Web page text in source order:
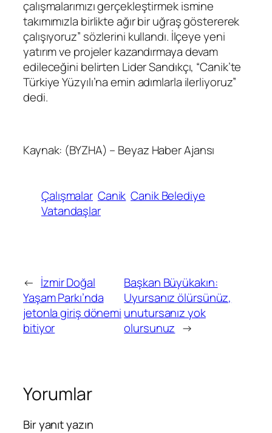
çalışmalarımızı gerçekleştirmek ismine
takımımızla birlikte ağır bir uğraş göstererek
çalışıyoruz” sözlerini kullandı. İlçeye yeni
yatırım ve projeler kazandırmaya devam
edileceğini belirten Lider Sandıkçı, “Canik’te
Türkiye Yüzyılı’na emin adımlarla ilerliyoruz”
dedi.
Kaynak: (BYZHA) – Beyaz Haber Ajansı
Çalışmalar Canik Canik Belediye
Vatandaşlar
← İzmir Doğal
Yaşam Parkı’nda
jetonla giriş dönemi
bitiyor
Başkan Büyükakın:
Uyursanız ölürsünüz,
unutursanız yok
olursunuz →
Yorumlar
Bir yanıt yazın